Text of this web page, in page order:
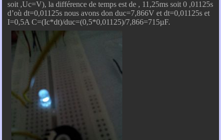
soit ,Uc=V), la différence de temps est de , 11,25ms soit 0 ,01125s
d’où dt=0,01125s nous avons don duc=7,866V et dt=0,01125s et
I=0,5A C=(Ic*dt)/duc=(0,5*0,01125)/7,866=715µF.